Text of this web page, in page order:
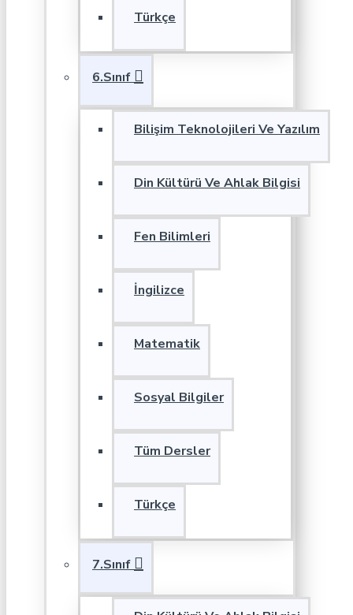
Türkçe
6.Sınıf
Bilişim Teknolojileri Ve Yazılım
Din Kültürü Ve Ahlak Bilgisi
Fen Bilimleri
İngilizce
Matematik
Sosyal Bilgiler
Tüm Dersler
Türkçe
7.Sınıf